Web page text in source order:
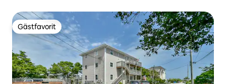
Gästfavorit
Gästfavorit